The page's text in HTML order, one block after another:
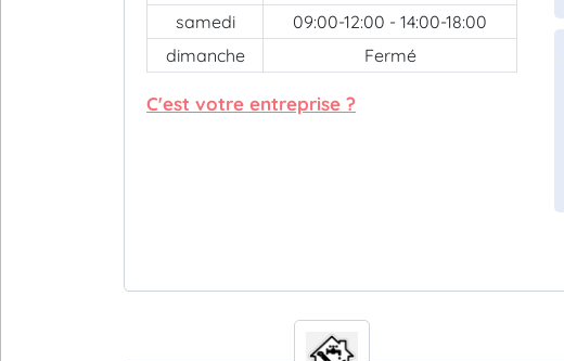
samedi
09:00-12:00 - 14:00-18:00
dimanche
Fermé
C'est votre entreprise ?